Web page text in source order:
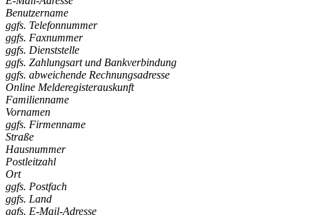
Benutzername
ggfs. Telefonnummer
ggfs. Faxnummer
ggfs. Dienststelle
ggfs. Zahlungsart und Bankverbindung
ggfs. abweichende Rechnungsadresse
Online Melderegisterauskunft
Familienname
Vornamen
ggfs. Firmenname
Straße
Hausnummer
Postleitzahl
Ort
ggfs. Postfach
ggfs. Land
ggfs. E-Mail-Adresse